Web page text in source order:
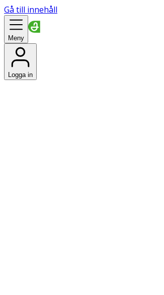
Gå till innehåll
Meny
Logga in